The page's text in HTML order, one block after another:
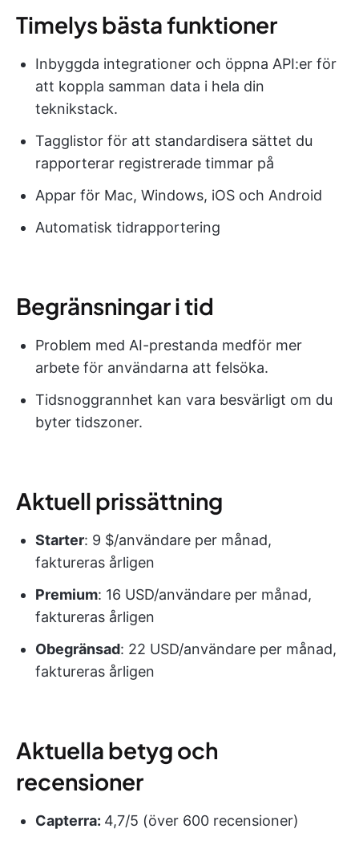
Timelys bästa funktioner
Inbyggda integrationer och öppna API:er för
att koppla samman data i hela din
teknikstack.
Tagglistor för att standardisera sättet du
rapporterar registrerade timmar på
Appar för Mac, Windows, iOS och Android
Automatisk tidrapportering
Begränsningar i tid
Problem med AI-prestanda medför mer
arbete för användarna att felsöka.
Tidsnoggrannhet kan vara besvärligt om du
byter tidszoner.
Aktuell prissättning
Starter: 9 $/användare per månad,
faktureras årligen
Premium: 16 USD/användare per månad,
faktureras årligen
Obegränsad: 22 USD/användare per månad,
faktureras årligen
Aktuella betyg och
recensioner
Capterra: 4,7/5 (över 600 recensioner)